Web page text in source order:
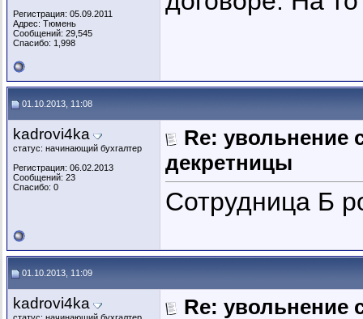
Регистрация: 05.09.2011
Адрес: Тюмень
Сообщений: 29,545
Спасибо: 1,998
01.10.2013, 11:08
kadrovi4ka
статус: начинающий бухгалтер
Регистрация: 06.02.2013
Сообщений: 23
Спасибо: 0
Re: увольнение
декретницы
Сотрудница Б
01.10.2013, 11:09
kadrovi4ka Re: увольнение